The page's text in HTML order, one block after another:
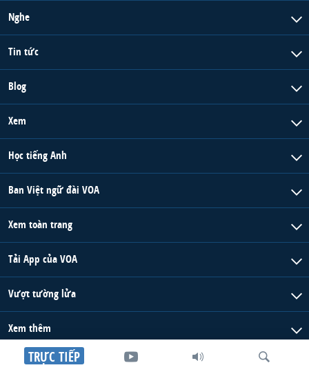
TRỰC TIẾP
Nghe
Tin tức
Blog
Xem
Học tiếng Anh
Ban Việt ngữ đài VOA
Xem toàn trang
Tải App của VOA
Vượt tường lửa
Xem thêm